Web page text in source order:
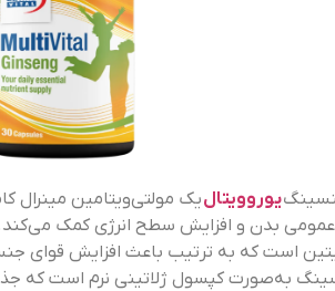
یوروویتالیک مولتی‌ویتامین مینرال
بدن و افزایش سطح انرژی کمک
است که به ترتیب باعث افزایش قوای
به‌صورت کپسول ژلاتینی نرم است که